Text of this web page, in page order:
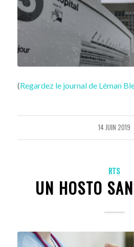
(Regardez le journal de Léman
14 JUIN 2019
RTS
UN HOSTO